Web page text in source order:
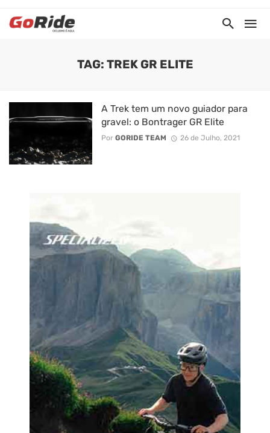
TAG: TREK GR ELITE
A Trek tem um novo guiador para
gravel: o Bontrager GR Elite
Por GORIDE TEAM 26 de Julho, 2021